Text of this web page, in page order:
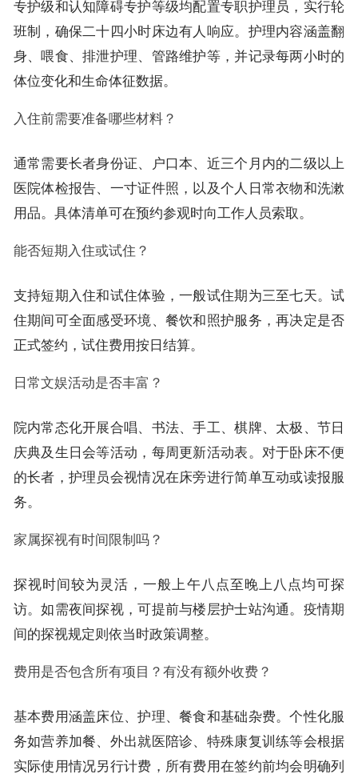
专护级和认知障碍专护等级均配置专职护理员，实行轮
班制，确保二十四小时床边有人响应。护理内容涵盖翻
身、喂食、排泄护理、管路维护等，并记录每两小时的
体位变化和生命体征数据。
入住前需要准备哪些材料？
通常需要长者身份证、户口本、近三个月内的二级以上
医院体检报告、一寸证件照，以及个人日常衣物和洗漱
用品。具体清单可在预约参观时向工作人员索取。
能否短期入住或试住？
支持短期入住和试住体验，一般试住期为三至七天。试
住期间可全面感受环境、餐饮和照护服务，再决定是否
正式签约，试住费用按日结算。
日常文娱活动是否丰富？
院内常态化开展合唱、书法、手工、棋牌、太极、节日
庆典及生日会等活动，每周更新活动表。对于卧床不便
的长者，护理员会视情况在床旁进行简单互动或读报服
务。
家属探视有时间限制吗？
探视时间较为灵活，一般上午八点至晚上八点均可探
访。如需夜间探视，可提前与楼层护士站沟通。疫情期
间的探视规定则依当时政策调整。
费用是否包含所有项目？有没有额外收费？
基本费用涵盖床位、护理、餐食和基础杂费。个性化服
务如营养加餐、外出就医陪诊、特殊康复训练等会根据
实际使用情况另行计费，所有费用在签约前均会明确列